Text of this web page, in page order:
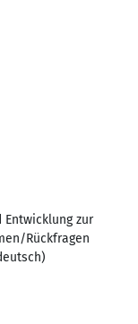
Entwicklung zur
Rückfragen